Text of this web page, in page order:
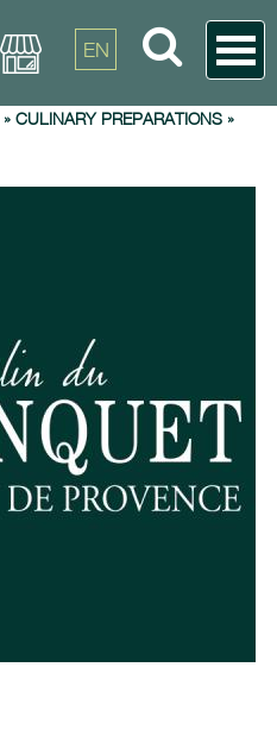
EN
» CULINARY PREPARATIONS »